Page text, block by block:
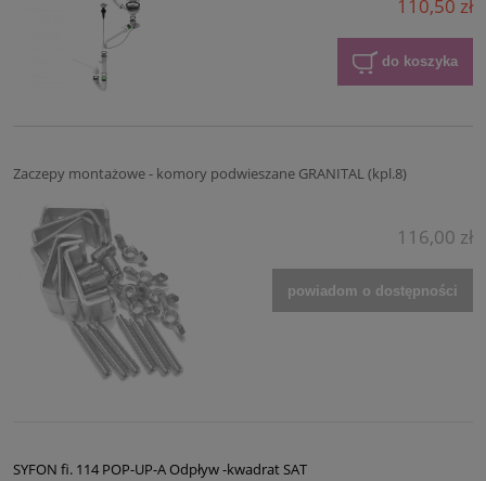
110,50 zł
do koszyka
Zaczepy montażowe - komory podwieszane GRANITAL (kpl.8)
116,00 zł
powiadom o dostępności
SYFON fi. 114 POP-UP-A Odpływ -kwadrat SAT